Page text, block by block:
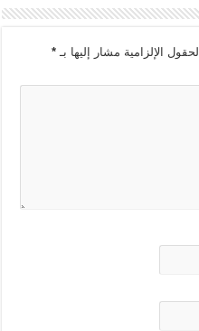
الحقول الإلزامية مشار إليها بـ*